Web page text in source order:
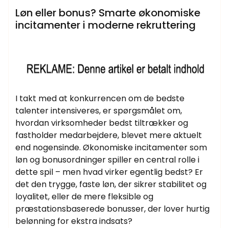
Løn eller bonus? Smarte økonomiske
incitamenter i moderne rekruttering
I takt med at konkurrencen om de bedste
talenter intensiveres, er spørgsmålet om,
hvordan virksomheder bedst tiltrækker og
fastholder medarbejdere, blevet mere aktuelt
end nogensinde. Økonomiske incitamenter som
løn og bonusordninger spiller en central rolle i
dette spil – men hvad virker egentlig bedst? Er
det den trygge, faste løn, der sikrer stabilitet og
loyalitet, eller de mere fleksible og
præstationsbaserede bonusser, der lover hurtig
belønning for ekstra indsats?